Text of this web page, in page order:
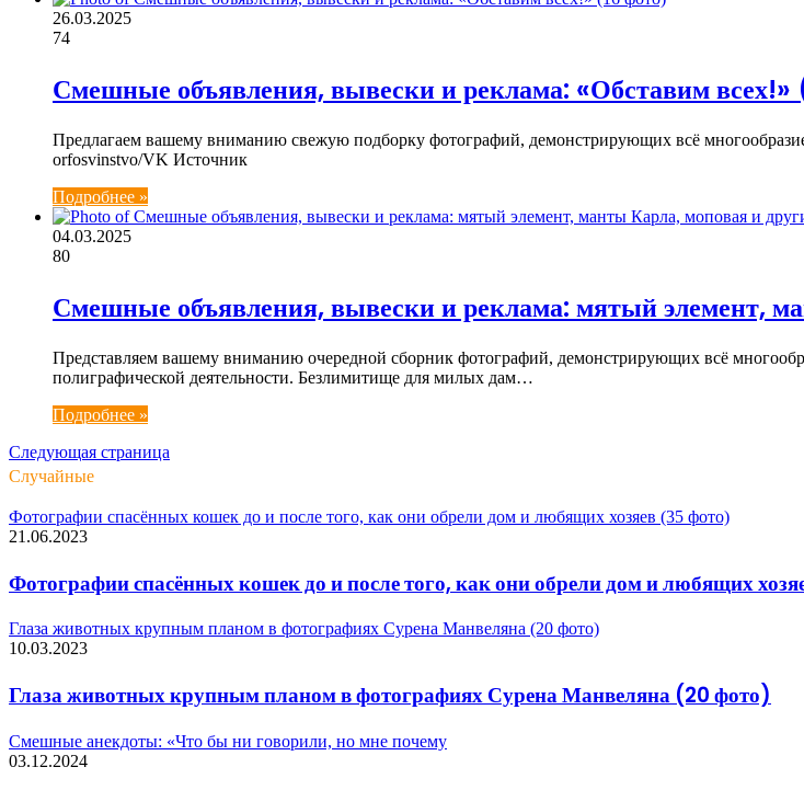
26.03.2025
74
Смешные объявления, вывески и реклама: «Обставим всех!»
Предлагаем вашему вниманию свежую подборку фотографий, демонстрирующих всё
orfosvinstvo/VK Источник
Подробнее »
04.03.2025
80
Смешные объявления, вывески и реклама: мятый элемент,
Представляем вашему вниманию очередной сборник фотографий, демонстрирующих всё
полиграфической деятельности. Безлимитище для милых дам…
Подробнее »
Следующая страница
Случайные
Фотографии спасённых кошек до и после того, как они обрели дом и любящих хозяев (35 фото)
21.06.2023
Фотографии спасённых кошек до и после того, как они обрели дом и любящих
Глаза животных крупным планом в фотографиях Сурена Манвеляна (20 фото)
10.03.2023
Глаза животных крупным планом в фотографиях Сурена Манвеляна (20 фото)
Смешные анекдоты: «Что бы ни говорили, но мне почему
03.12.2024